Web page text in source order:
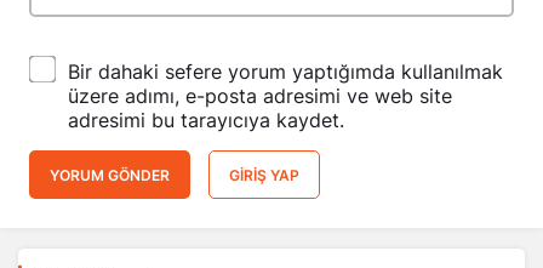
Bir dahaki sefere yorum yaptığımda kullanılmak
üzere adımı, e-posta adresimi ve web site
adresimi bu tarayıcıya kaydet.
YORUM GÖNDER GIRIŞ YAP